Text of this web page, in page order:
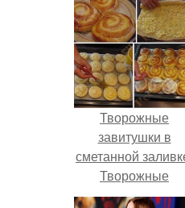
Творожные
завитушки в
сметанной
Творожные
завитушки.